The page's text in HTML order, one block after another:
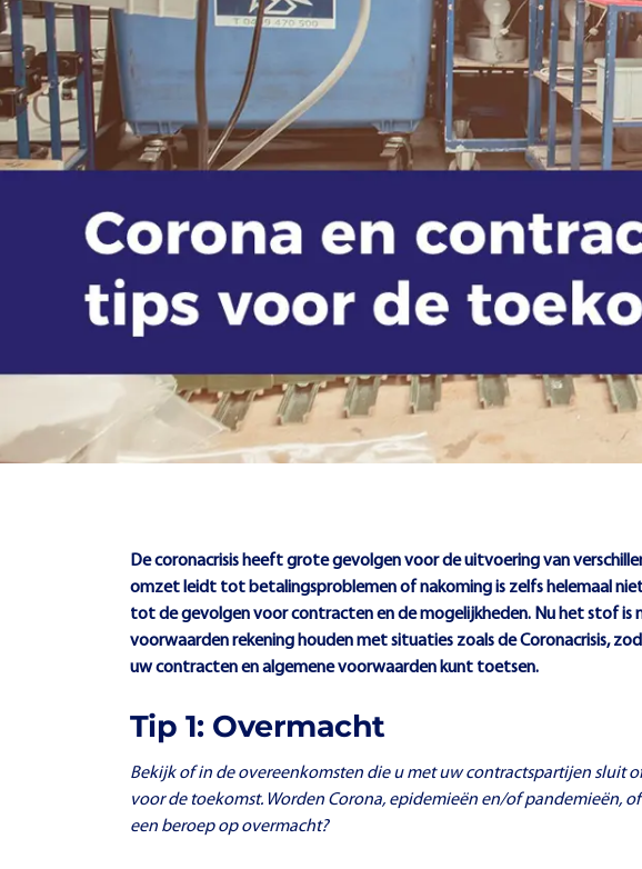
De coronacrisis heeft grote gevolgen voor de uitvoering van
omzet leidt tot betalingsproblemen of nakoming is zelfs helemaal
tot de gevolgen voor contracten en de mogelijkheden. Nu het stof is
voorwaarden rekening houden met situaties zoals de Coronacrisis,
uw contracten en algemene voorwaarden kunt toetsen.
Tip 1: Overmacht
Bekijk of in de overeenkomsten die u met uw contractspartijen sluit
voor de toekomst. Worden Corona, epidemieën en/of pandemieën,
een beroep op overmacht?